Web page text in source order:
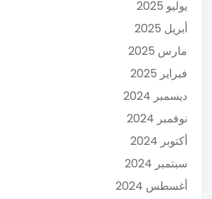
يوليو 2025
أبريل 2025
مارس 2025
فبراير 2025
ديسمبر 2024
نوفمبر 2024
أكتوبر 2024
سبتمبر 2024
أغسطس 2024